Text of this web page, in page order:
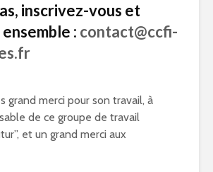
inscrivez-vous et
: contact@ccfi-
grand merci pour son travail, à
de ce groupe de travail
et un grand merci aux